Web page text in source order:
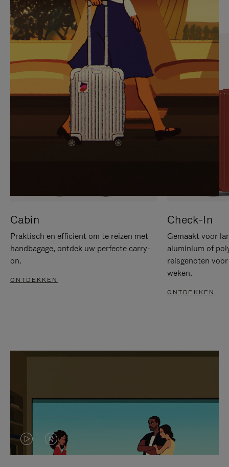
OP
OM
TE
PAUZEREN
IS
UITGESCHAKELD.
DRUK
HIER
OM
HET
DEMPEN
OP
Cabin
Praktisch en efficiënt om te reizen met
handbagage, ontdek uw perfecte carry-
on.
ONTDEKKEN
Check-In
Gemaakt voor
aluminium of
reisgenoten
weken.
ONTDEKKEN
VIDEO
HET